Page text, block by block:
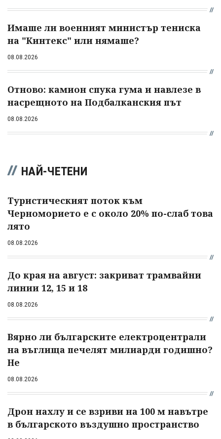
Имаше ли военният министър тениска
на "Кинтекс" или нямаше?
08.08.2026
Отново: камион спука гума и навлезе в
насрещното на Подбалканския път
08.08.2026
НАЙ-ЧЕТЕНИ
Туристическият поток към
Черноморието е с около 20% по-слаб това
лято
08.08.2026
До края на август: закриват трамвайни
линии 12, 15 и 18
08.08.2026
Вярно ли българските електроцентрали
на въглища печелят милиарди годишно?
Не
08.08.2026
Дрон нахлу и се взриви на 100 м навътре
в българското въздушно пространство